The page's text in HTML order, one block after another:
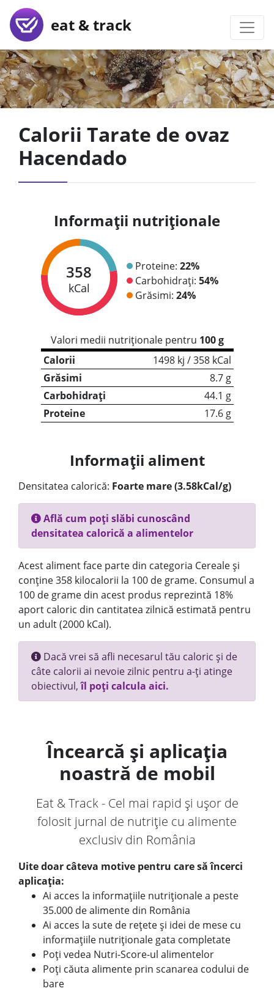
eat & track
Calorii Tarate de ovaz
Hacendado
Informații nutriționale
358
kCal
Proteine: 22%
Carbohidrați: 54%
Grăsimi: 24%
Valori medii nutriționale pentru 100 g
Calorii
1498 kj / 358 kCal
Grăsimi
8.7 g
Carbohidrați
44.1 g
Proteine
17.6 g
Informații aliment
Densitatea calorică: Foarte mare (3.58kCal/g)
Află cum poți slăbi cunoscând
densitatea calorică a alimentelor
Acest aliment face parte din categoria Cereale și
conține 358 kilocalorii la 100 de grame. Consumul a
100 de grame din acest produs reprezintă 18%
aport caloric din cantitatea zilnică estimată pentru
un adult (2000 kCal).
Dacă vrei să afli necesarul tău caloric și de
câte calorii ai nevoie zilnic pentru a-ți atinge
obiectivul,îl poți calcula aici.
Încearcă și aplicația
noastră de mobil
Eat & Track - Cel mai rapid și ușor de
folosit jurnal de nutriție cu alimente
exclusiv din România
Uite doar câteva motive pentru care să încerci
aplicația:
Ai acces la informațiile nutriționale a peste
35.000 de alimente din România
Ai acces la sute de rețete și idei de mese cu
informațiile nutriționale gata completate
Poți vedea Nutri-Score-ul alimentelor
Poți căuta alimente prin scanarea codului de
bare